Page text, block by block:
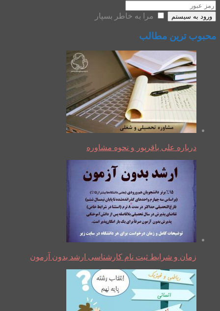
ورود به سیستم مرا به خاطر بسپار
محبوب ترین مطالب
درباره علی باقرپور و نحوه مشاوره
زمان و شرایط ثبت نام کارشناسی ارشد بدون آزمون